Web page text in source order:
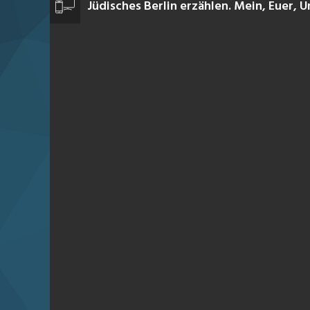
Jüdisches Berlin erzählen. Mein, Euer,